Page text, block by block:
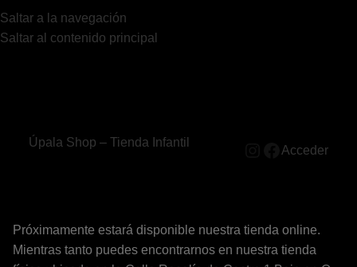
Saltar a la navegación
Saltar al contenido principal
Úpala Shop – Tienda Infantil
Acceder
Próximamente estará disponible nuestra tienda online.
Mientras tanto puedes encontrarnos en nuestra tienda